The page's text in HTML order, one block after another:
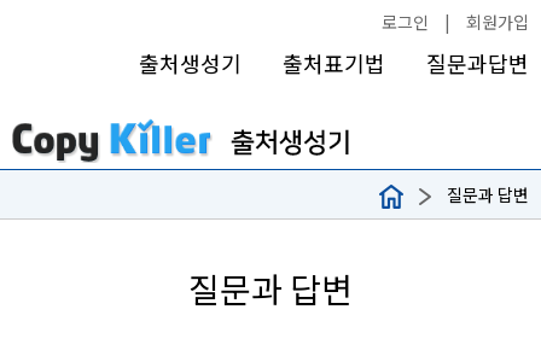
로그인 | 회원가입
출처생성기 출처표기법 질문과답변
질문과 답변
질문과 답변